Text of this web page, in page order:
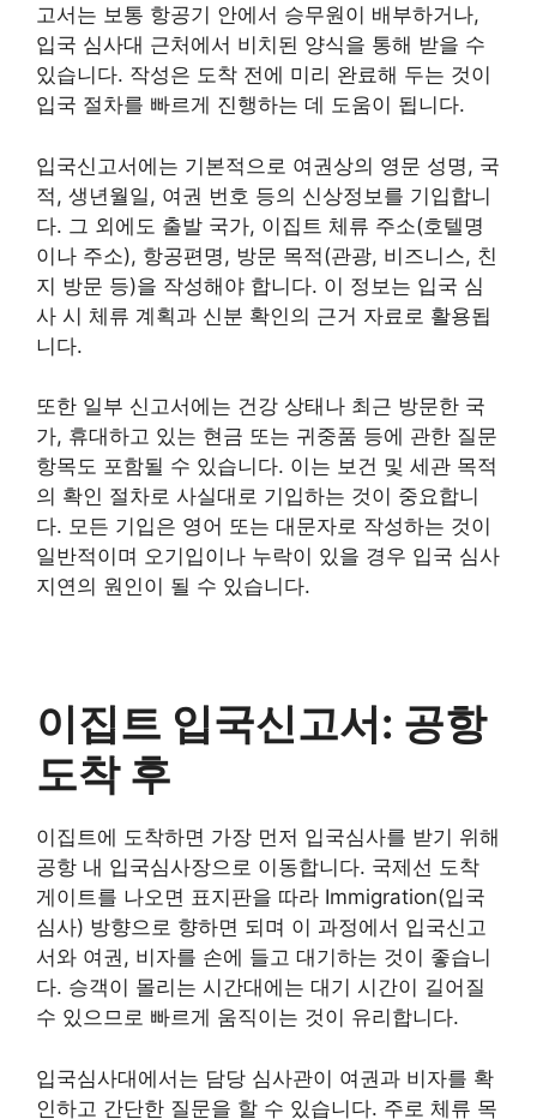
고서는 보통 항공기 안에서 승무원이 배부하거나,
입국 심사대 근처에서 비치된 양식을 통해 받을 수
있습니다. 작성은 도착 전에 미리 완료해 두는 것이
입국 절차를 빠르게 진행하는 데 도움이 됩니다.
입국신고서에는 기본적으로 여권상의 영문 성명, 국
적, 생년월일, 여권 번호 등의 신상정보를 기입합니
다. 그 외에도 출발 국가, 이집트 체류 주소(호텔명
이나 주소), 항공편명, 방문 목적(관광, 비즈니스, 친
지 방문 등)을 작성해야 합니다. 이 정보는 입국 심
사 시 체류 계획과 신분 확인의 근거 자료로 활용됩
니다.
또한 일부 신고서에는 건강 상태나 최근 방문한 국
가, 휴대하고 있는 현금 또는 귀중품 등에 관한 질문
항목도 포함될 수 있습니다. 이는 보건 및 세관 목적
의 확인 절차로 사실대로 기입하는 것이 중요합니
다. 모든 기입은 영어 또는 대문자로 작성하는 것이
일반적이며 오기입이나 누락이 있을 경우 입국 심사
지연의 원인이 될 수 있습니다.
이집트 입국신고서: 공항
도착 후
이집트에 도착하면 가장 먼저 입국심사를 받기 위해
공항 내 입국심사장으로 이동합니다. 국제선 도착
게이트를 나오면 표지판을 따라 Immigration(입국
심사) 방향으로 향하면 되며 이 과정에서 입국신고
서와 여권, 비자를 손에 들고 대기하는 것이 좋습니
다. 승객이 몰리는 시간대에는 대기 시간이 길어질
수 있으므로 빠르게 움직이는 것이 유리합니다.
입국심사대에서는 담당 심사관이 여권과 비자를 확
인하고 간단한 질문을 할 수 있습니다. 주로 체류 목